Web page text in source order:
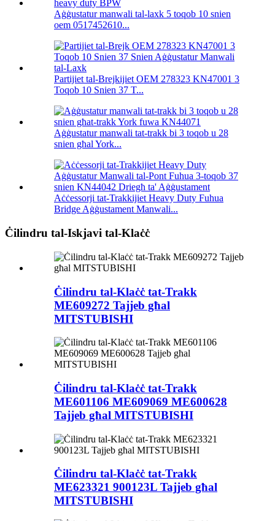
Aġġustatur manwali tal-laxk 5 toqob 10 snien
oem 0517452610...
Partijiet tal-Brejkijiet OEM 278323 KN47001 3
Toqob 10 Snien 37 T...
Aġġustatur manwali tat-trakk bi 3 toqob u 28
snien għal York...
Aċċessorji tat-Trakkijiet Heavy Duty Fuhua
Bridge Aġġustament Manwali...
Ċilindru tal-Iskjavi tal-Klaċċ
Ċilindru tal-Klaċċ tat-Trakk
ME609272 Tajjeb għal
MITSTUBISHI
Ċilindru tal-Klaċċ tat-Trakk
ME601106 ME609069 ME600628
Tajjeb għal MITSTUBISHI
Ċilindru tal-Klaċċ tat-Trakk
ME623321 900123L Tajjeb għal
MITSTUBISHI